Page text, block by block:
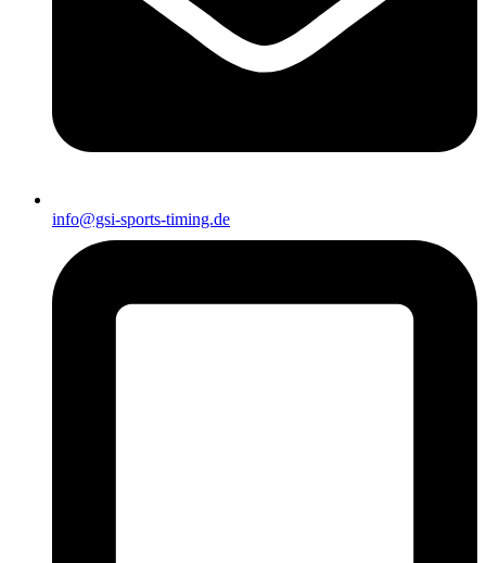
info@gsi-sports-timing.de